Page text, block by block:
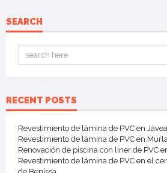
SEARCH
RECENT POSTS
Revestimiento de lámina de PVC en Jávea
Revestimiento de lámina de PVC en
Renovación de piscina con liner de PVC
Revestimiento de lámina de PVC en el